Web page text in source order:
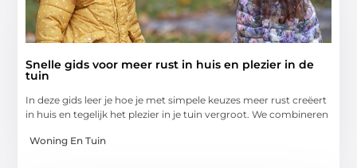
Snelle gids voor meer rust in huis en plezier in de
tuin
In deze gids leer je hoe je met simpele keuzes meer rust creëert
in huis en tegelijk het plezier in je tuin vergroot. We combineren
Woning En Tuin